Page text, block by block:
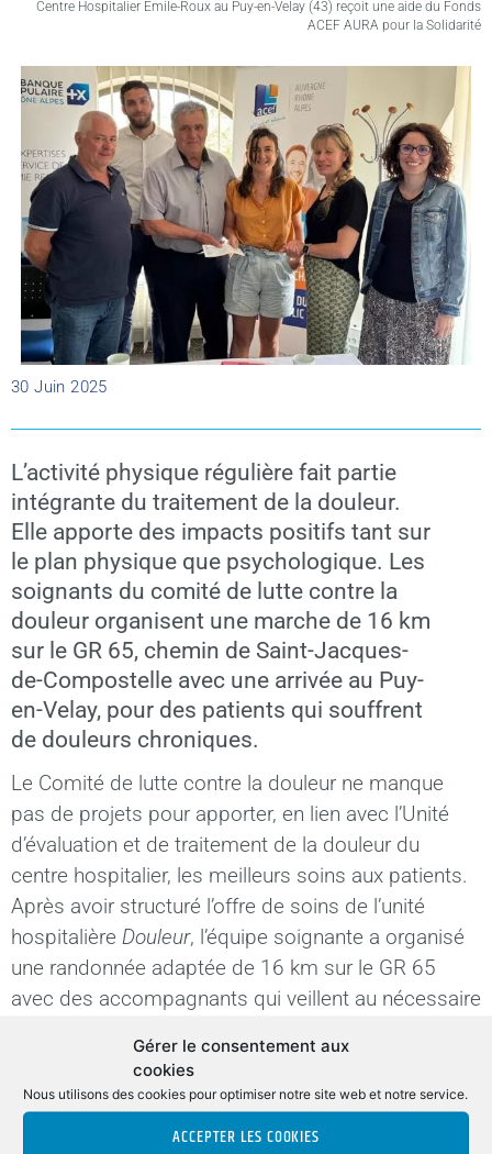
Gérer le consentement aux
cookies
Nous utilisons des cookies pour optimiser notre site web et notre service.
ACCEPTER LES COOKIES
Centre Hospitalier Emile-Roux au Puy-en-Velay (43) reçoit une aide du Fonds
ACEF AURA pour la Solidarité
30 Juin 2025
L’activité physique régulière fait partie
intégrante du traitement de la douleur.
Elle apporte des impacts positifs tant sur
le plan physique que psychologique. Les
soignants du comité de lutte contre la
douleur organisent une marche de 16 km
sur le GR 65, chemin de Saint-Jacques-
de-Compostelle avec une arrivée au Puy-
en-Velay, pour des patients qui souffrent
de douleurs chroniques.
Le Comité de lutte contre la douleur ne manque
pas de projets pour apporter, en lien avec l’Unité
d’évaluation et de traitement de la douleur du
centre hospitalier, les meilleurs soins aux patients.
Après avoir structuré l’offre de soins de l’unité
hospitalière Douleur, l’équipe soignante a organisé
une randonnée adaptée de 16 km sur le GR 65
avec des accompagnants qui veillent au nécessaire
à chacun et chacune.
Le Comité étudie d’autres projets pour continuer
d’aller de l’avant. Pour aider à l’organisation de ces